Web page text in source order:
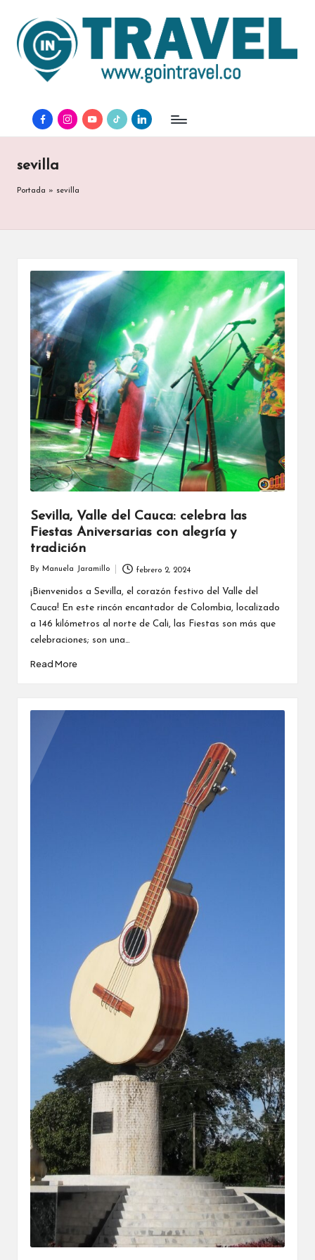
facebookinstagramyoutubetiktok linkedin
sevilla
Portada » sevilla
Sevilla, Valle del Cauca: celebra las
Fiestas Aniversarias con alegría y
tradición
Posted
By Manuela Jaramillo febrero 2, 2024
¡Bienvenidos a Sevilla, el corazón festivo del Valle del
Cauca! En este rincón encantador de Colombia, localizado
a 146 kilómetros al norte de Cali, las Fiestas son más que
celebraciones; son una…
Read More